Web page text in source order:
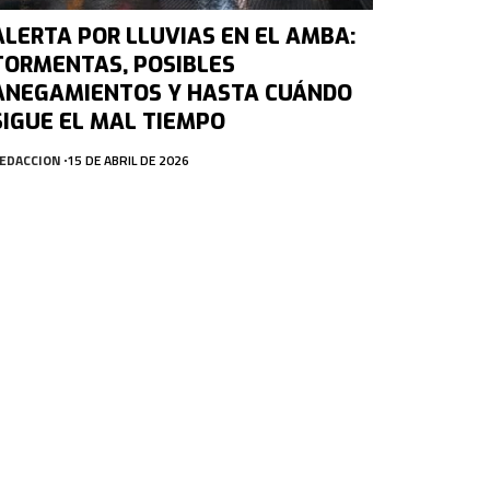
POR LLUVIAS EN EL AMBA:
POSIBLES
Y HASTA CUÁNDO
EL MAL TIEMPO
15 DE ABRIL DE 2026